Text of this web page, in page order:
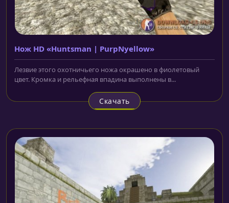
Нож HD «Huntsman | PurpNyellow»
Лезвие этого охотничьего ножа окрашено в фиолетовый
цвет. Кромка и рельефная впадина выполнены в...
Скачать